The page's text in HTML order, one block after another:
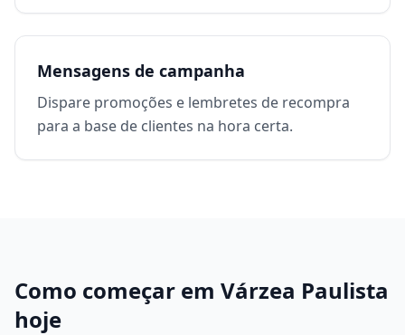
Mensagens de campanha
Dispare promoções e lembretes de recompra
para a base de clientes na hora certa.
Como começar em Várzea Paulista
hoje